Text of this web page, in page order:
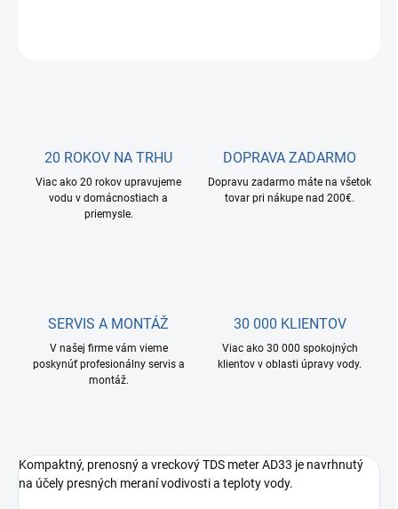
20 ROKOV NA TRHU
Viac ako 20 rokov upravujeme
vodu v domácnostiach a
priemysle.
DOPRAVA ZADARMO
Dopravu zadarmo máte na všetok
tovar pri nákupe nad 200€.
SERVIS A MONTÁŽ
V našej firme vám vieme
poskynúť profesionálny servis a
montáž.
30 000 KLIENTOV
Viac ako 30 000 spokojných
klientov v oblasti úpravy vody.
Kompaktný, prenosný a vreckový TDS meter AD33 je navrhnutý
na účely presných meraní vodivosti a teploty vody.